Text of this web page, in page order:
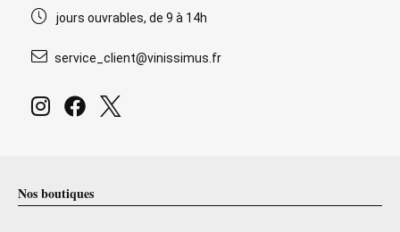
jours ouvrables, de 9 à 14h
service_client@vinissimus.fr
Nos boutiques